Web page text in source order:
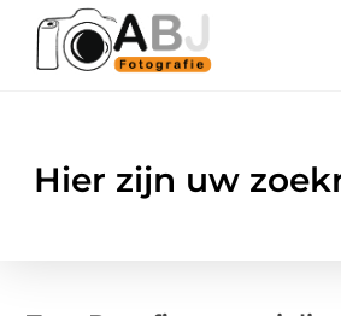
Hier zijn uw